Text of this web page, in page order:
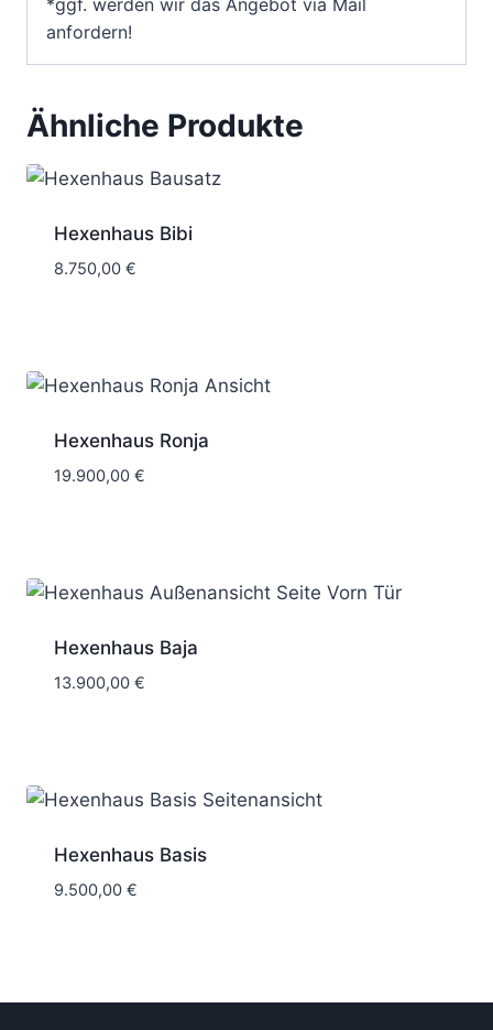
*ggf. werden wir das Angebot via Mail
anfordern!
Ähnliche Produkte
Hexenhaus Bibi
8.750,00 €
Hexenhaus Ronja
19.900,00 €
Hexenhaus Baja
13.900,00 €
Hexenhaus Basis
9.500,00 €